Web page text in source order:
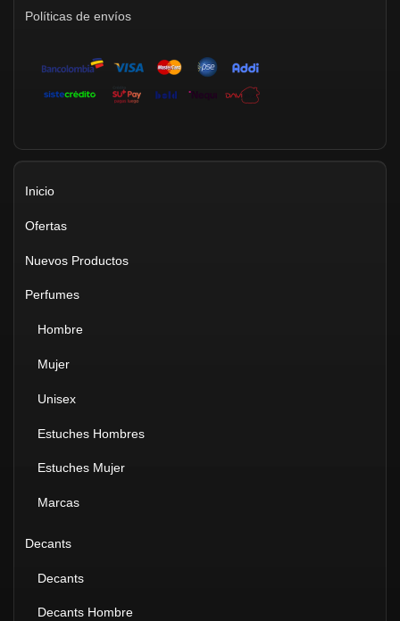
Políticas de envíos
Inicio
Ofertas
Nuevos Productos
Perfumes
Hombre
Mujer
Unisex
Estuches Hombres
Estuches Mujer
Marcas
Decants
Decants
Decants Hombre